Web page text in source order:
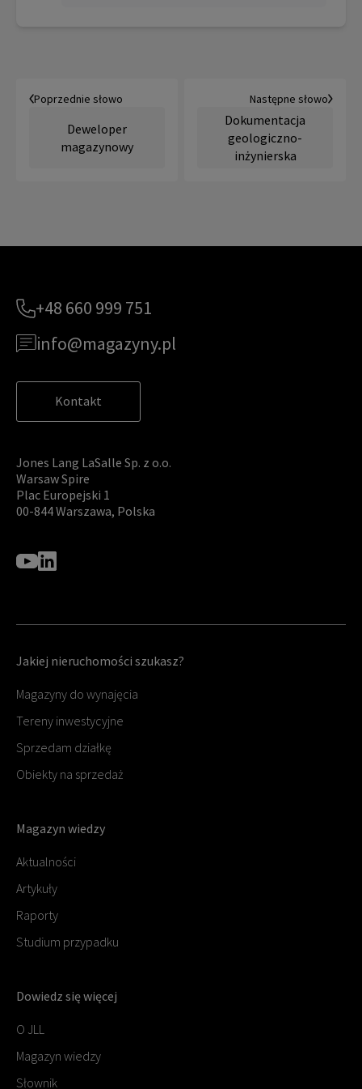
Poprzednie słowo
Deweloper
magazynowy
Następne słowo
Dokumentacja
geologiczno-
inżynierska
+48 660 999 751
info@magazyny.pl
Kontakt
Jones Lang LaSalle Sp. z o.o.
Warsaw Spire
Plac Europejski 1
00-844 Warszawa, Polska
Jakiej nieruchomości szukasz?
Magazyny do wynajęcia
Tereny inwestycyjne
Sprzedam działkę
Obiekty na sprzedaż
Magazyn wiedzy
Aktualności
Artykuły
Raporty
Studium przypadku
Dowiedz się więcej
O JLL
Magazyn wiedzy
Słownik